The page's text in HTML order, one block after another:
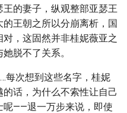
的妻子，纵观整部亚瑟王
王朝之所以分崩离析，国
，这固然并非桂妮薇亚之
脱不了关系。
每次想到这些名字，桂妮
话，为什么不索性让自己
呢——退一万步来说，即使